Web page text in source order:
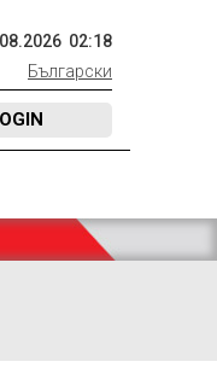
08.2026 02:18
Български